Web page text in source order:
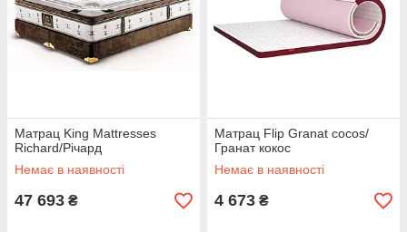
Матрац King Mattresses
Richard/Річард
Немає в наявності
47 693 ₴
Матрац Flip Granat cocos/
Гранат кокос
Немає в наявності
4 673 ₴